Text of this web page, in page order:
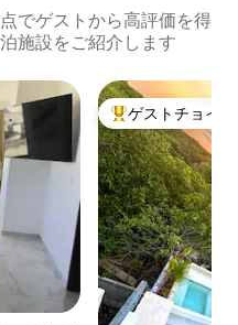
でゲストから高評価を得
施設をご紹介します
大好評のゲスト
ゲストチョイス